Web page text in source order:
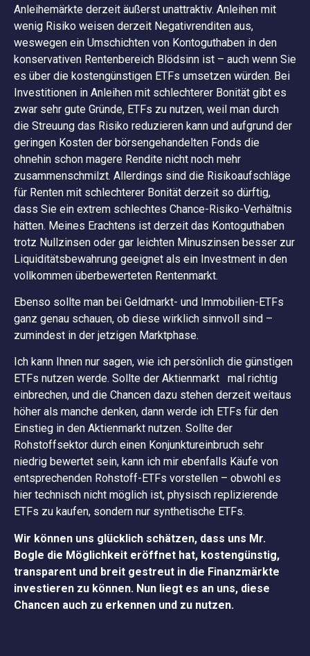
Anleihemärkte derzeit äußerst unattraktiv. Anleihen mit
wenig Risiko weisen derzeit Negativrenditen aus,
weswegen ein Umschichten von Kontoguthaben in den
konservativen Rentenbereich Blödsinn ist – auch wenn Sie
es über die kostengünstigen ETFs umsetzen würden. Bei
Investitionen in Anleihen mit schlechterer Bonität gibt es
zwar sehr gute Gründe, ETFs zu nutzen, weil man durch
die Streuung das Risiko reduzieren kann und aufgrund der
geringen Kosten der börsengehandelten Fonds die
ohnehin schon magere Rendite nicht noch mehr
zusammenschmilzt. Allerdings sind die Risikoaufschläge
für Renten mit schlechterer Bonität derzeit so dürftig,
dass Sie ein extrem schlechtes Chance-Risiko-Verhältnis
hätten. Meines Erachtens ist derzeit das Kontoguthaben
trotz Nullzinsen oder gar leichten Minuszinsen besser zur
Liquiditätsbewahrung geeignet als ein Investment in den
vollkommen überbewerteten Rentenmarkt.
Ebenso sollte man bei Geldmarkt- und Immobilien-ETFs
ganz genau schauen, ob diese wirklich sinnvoll sind –
zumindest in der jetzigen Marktphase.
Ich kann Ihnen nur sagen, wie ich persönlich die günstigen
ETFs nutzen werde. Sollte der Aktienmarkt mal richtig
einbrechen, und die Chancen dazu stehen derzeit weitaus
höher als manche denken, dann werde ich ETFs für den
Einstieg in den Aktienmarkt nutzen. Sollte der
Rohstoffsektor durch einen Konjunktureinbruch sehr
niedrig bewertet sein, kann ich mir ebenfalls Käufe von
entsprechenden Rohstoff-ETFs vorstellen – obwohl es
hier technisch nicht möglich ist, physisch replizierende
ETFs zu kaufen, sondern nur synthetische ETFs.
Wir können uns glücklich schätzen, dass uns Mr.
Bogle die Möglichkeit eröffnet hat, kostengünstig,
transparent und breit gestreut in die Finanzmärkte
investieren zu können. Nun liegt es an uns, diese
Chancen auch zu erkennen und zu nutzen.